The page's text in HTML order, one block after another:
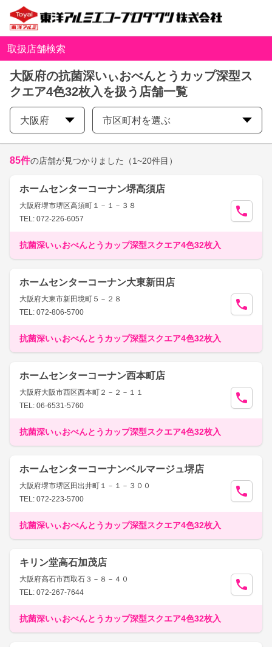
取扱店舗検索
大阪府の抗菌深いぃおべんとうカップ深型ス
クエア4色32枚入を扱う店舗一覧
大阪府 市区町村を選ぶ
85件の店舗が見つかりました （1~20件目）
ホームセンターコーナン堺高須店
大阪府堺市堺区高須町１－１－３８
TEL: 072-226-6057
抗菌深いぃおべんとうカップ深型スクエア4色32枚入
ホームセンターコーナン大東新田店
大阪府大東市新田境町５－２８
TEL: 072-806-5700
抗菌深いぃおべんとうカップ深型スクエア4色32枚入
ホームセンターコーナン西本町店
大阪府大阪市西区西本町２－２－１１
TEL: 06-6531-5760
抗菌深いぃおべんとうカップ深型スクエア4色32枚入
ホームセンターコーナンベルマージュ堺店
大阪府堺市堺区田出井町１－１－３００
TEL: 072-223-5700
抗菌深いぃおべんとうカップ深型スクエア4色32枚入
キリン堂高石加茂店
大阪府高石市西取石３－８－４０
TEL: 072-267-7644
抗菌深いぃおべんとうカップ深型スクエア4色32枚入